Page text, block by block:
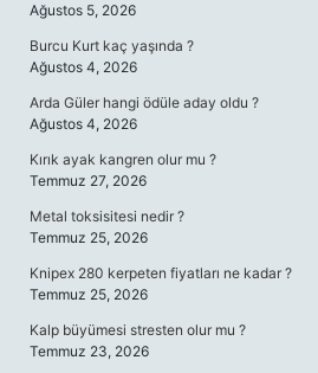
Ağustos 5, 2026
Burcu Kurt kaç yaşında ?
Ağustos 4, 2026
Arda Güler hangi ödüle aday oldu ?
Ağustos 4, 2026
Kırık ayak kangren olur mu ?
Temmuz 27, 2026
Metal toksisitesi nedir ?
Temmuz 25, 2026
Knipex 280 kerpeten fiyatları ne kadar ?
Temmuz 25, 2026
Kalp büyümesi stresten olur mu ?
Temmuz 23, 2026